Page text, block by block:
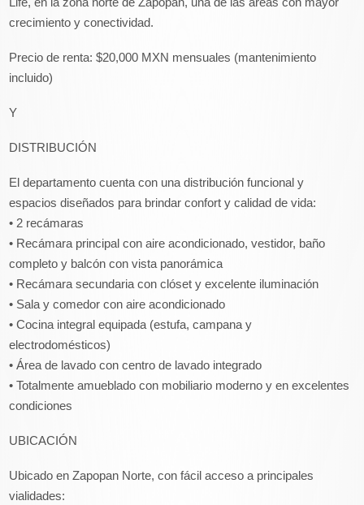
crecimiento y conectividad.
Precio de renta: $20,000 MXN mensuales (mantenimiento
incluido)
Y
DISTRIBUCIÓN
El departamento cuenta con una distribución funcional y
espacios diseñados para brindar confort y calidad de vida:
• 2 recámaras
• Recámara principal con aire acondicionado, vestidor, baño
completo y balcón con vista panorámica
• Recámara secundaria con clóset y excelente iluminación
• Sala y comedor con aire acondicionado
• Cocina integral equipada (estufa, campana y
electrodomésticos)
• Área de lavado con centro de lavado integrado
• Totalmente amueblado con mobiliario moderno y en excelentes
condiciones
UBICACIÓN
Ubicado en Zapopan Norte, con fácil acceso a principales
vialidades: